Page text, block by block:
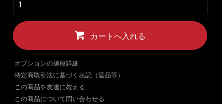
カートへ入れる
オプションの値段詳細
特定商取引法に基づく表記（返品等）
この商品を友達に教える
この商品について問い合わせる